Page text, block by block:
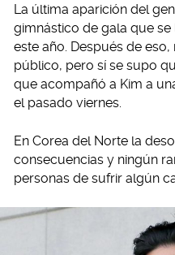
La última aparición del
gimnástico de gala que
este año. Después de
público, pero sí se supo
que acompañó a Kim a
el pasado viernes.
En Corea del Norte la
consecuencias y ningún
personas de sufrir algún